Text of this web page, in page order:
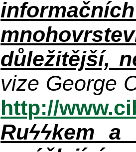
důležitější,
vize George
http://
Ruϟϟkem